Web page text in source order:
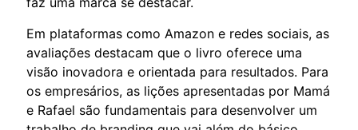
Em plataformas como Amazon e redes sociais, as
avaliações destacam que o livro oferece uma
visão inovadora e orientada para resultados. Para
os empresários, as lições apresentadas por Mamá
e Rafael são fundamentais para desenvolver um